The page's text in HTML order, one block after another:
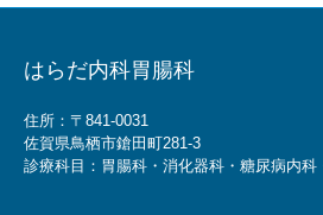
はらだ内科胃腸科
住所：〒841-0031
佐賀県鳥栖市鎗田町281-3
診療科目：胃腸科・消化器科・糖尿病内科